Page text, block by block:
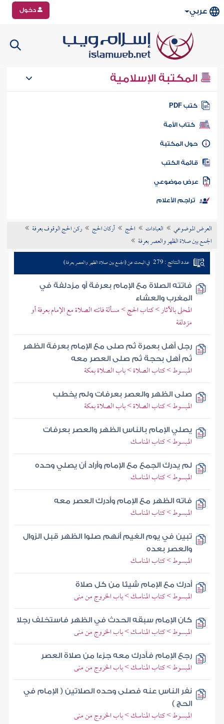
عربي دخول
المكتبة الإسلامية
كتب PDF
كتاب الأمة
المكتبة
الكتب
موضوعي
تراجم الأعلام
العرض الموضوعي العبادات الحج أركان الحج
ركن الحج الوقوف بعرفة
الجمع بين صلاة الظهر والعصر بعرفة
عدد النتائج : 279 في البحث عن (الجمع بين صلاة الظهر والعصر بعرفة)
فاتته الصلاة مع الإمام بعرفة أو مزدلفة في
المغرب والعشاء
المحلى بالآثار > كتاب الحج > مسألة فاتته الصلاة مع الإمام بعرفة أو
مزدلفة
رجل أهل بعمرة ثم صلى مع الإمام بعرفة الظهر
ثم أهل بحجة ثم صلى العصر معه
المبسوط > كتاب الصلاة > باب الصلاة بمكة
صلى الظهر والعصر بعرفات ولم يخطب
المبسوط > كتاب الصلاة > باب الصلاة بمكة
يصلي الإمام بالناس الظهر والعصر بعرفات
المبسوط > كتاب المناسك
لم يدرك الجمع مع الإمام وأراد أن يصلي وحده
المبسوط > كتاب المناسك
فاته الظهر مع الإمام وأدرك العصر معه
المبسوط > كتاب المناسك
تبين في يوم الغيم أنهم صلوا الظهر قبل الزوال
والعصر بعده
المبسوط > كتاب المناسك
أدرك مع الإمام شيئا من كل صلاة
المبسوط > كتاب المناسك > باب الخروج من منى
كان الإمام سبقه الحدث في الظهر فاستخلف رجلا
المبسوط > كتاب المناسك > باب الخروج من منى
رجع الإمام فأدرك معه جزءا من صلاة العصر
المبسوط > كتاب المناسك > باب الخروج من منى
نفر الناس عنه فصلى وحده الصلاتين ( الإمام في
الحج )
المبسوط > كتاب المناسك > باب الخروج من منى